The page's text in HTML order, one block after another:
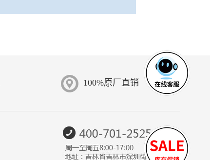
100%原厂直销